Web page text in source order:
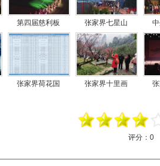
第四届慈利板 张家界七星山
张家界荷花国 张家界十里画
评分： 0